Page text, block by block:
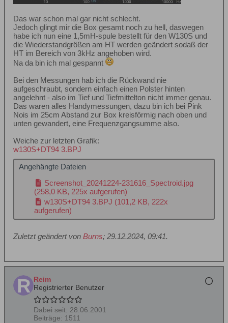
Das war schon mal gar nicht schlecht.
Jedoch glingt mir die Box gesamt noch zu hell, daswegen
habe ich nun eine 1,5mH-spule bestellt für den W130S und
die Wiederstandgrößen am HT werden geändert sodaß der
HT im Bereich von 3kHz angehoben wird.
Na da bin ich mal gespannt
Bei den Messungen hab ich die Rückwand nie
aufgeschraubt, sondern einfach einen Polster hinten
angelehnt - also im Tief und Tiefmittelton nicht immer genau.
Das waren alles Handymessungen, dazu bin ich bei Pink
Nois im 25cm Abstand zur Box kreisförmig nach oben und
unten gewandert, eine Frequenzgangsumme also.
Weiche zur letzten Grafik:
w130S+DT94 3.BPJ
Angehängte Dateien
Screenshot_20241224-231616_Spectroid.jpg
(258,0 KB, 225x aufgerufen)
w130S+DT94 3.BPJ (101,2 KB, 222x
aufgerufen)
Zuletzt geändert von Burns; 29.12.2024, 09:41.
Reim
Registrierter Benutzer
Dabei seit: 28.06.2001
Beiträge: 1511